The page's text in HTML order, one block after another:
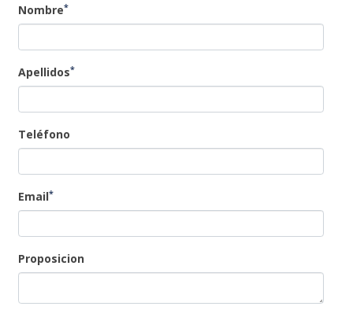
Nombre*
Apellidos*
Teléfono
Email*
Proposicion